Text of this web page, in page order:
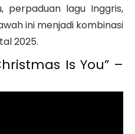
perpaduan lagu Inggris,
ini menjadi kombinasi
2025.
Is You” –